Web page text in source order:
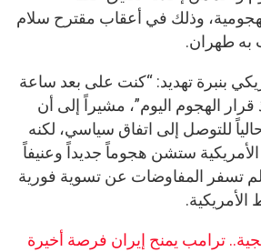
وذلك في أعقاب مقترح سلام
به طهران.
بنبرة تهديد: “كنت على بعد ساعة
الهجوم اليوم”، مشيراً إلى أن
للتوصل إلى اتفاق سياسي، لكنه
ستشن هجوماً جديداً وعنيفاً
لم تسفر المفاوضات عن تسوية فورية
خليجية.. ترامب يمنح إيران فرصة أخيرة